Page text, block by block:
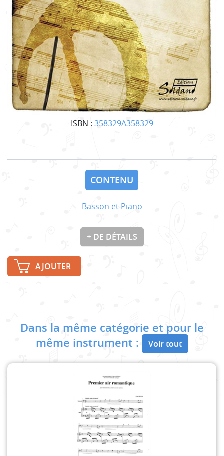
ISBN : 358329A358329
CONTENU
Basson et Piano
+ DE DÉTAILS
AJOUTER
Dans la même catégorie et pour le
même instrument :
Voir tout